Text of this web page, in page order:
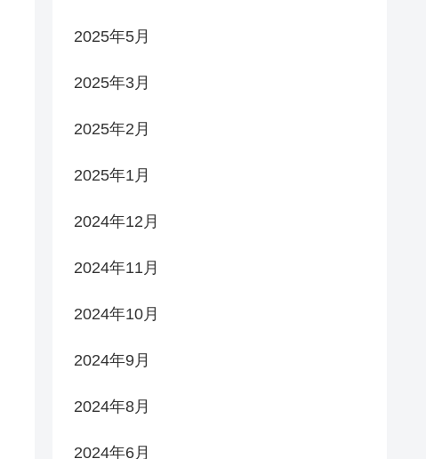
2025年5月
2025年3月
2025年2月
2025年1月
2024年12月
2024年11月
2024年10月
2024年9月
2024年8月
2024年6月